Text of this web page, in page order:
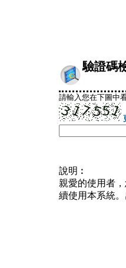
驗證碼
請輸入您在下圖中
說明︰
親愛的使用者
續使用本系統。